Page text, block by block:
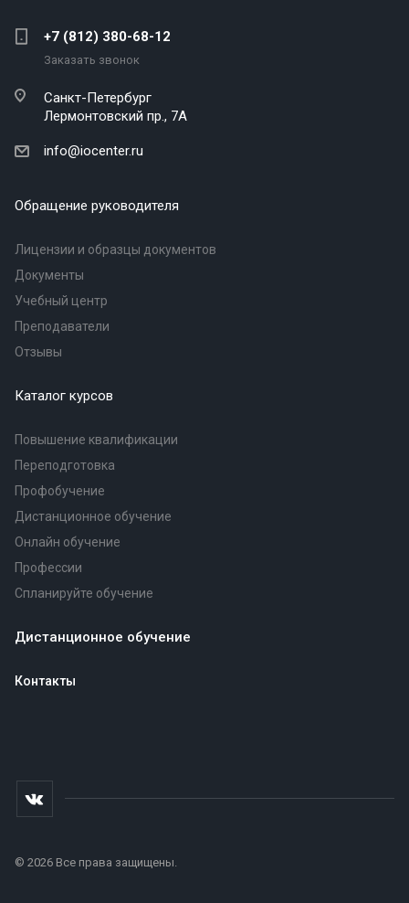
+7 (812) 380-68-12
Заказать звонок
Санкт-Петербург
Лермонтовский пр., 7А
info@iocenter.ru
Обращение руководителя
Лицензии и образцы документов
Документы
Учебный центр
Преподаватели
Отзывы
Каталог курсов
Повышение квалификации
Переподготовка
Профобучение
Дистанционное обучение
Онлайн обучение
Профессии
Спланируйте обучение
Дистанционное обучение
Контакты
© 2026 Все права защищены.